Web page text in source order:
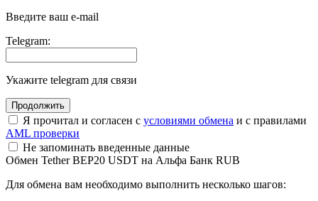
Введите ваш e-mail
Telegram:
Укажите telegram для связи
Я прочитал и согласен с условиями обмена и с правилами
AML проверки
Не запоминать введенные данные
Обмен Tether BEP20 USDT на Альфа Банк RUB
Для обмена вам необходимо выполнить несколько шагов: